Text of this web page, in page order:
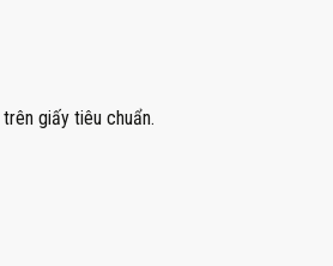
trên giấy tiêu chuẩn.